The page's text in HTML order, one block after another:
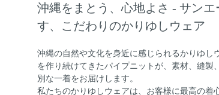
沖縄をまとう、心地よさ - サン
す、こだわりのかりゆしウェア
沖縄の自然や文化を身近に感じられるかりゆし
を作り続けてきたパイプニットが、素材、縫
別な一着をお届けします。
私たちのかりゆしウェアは、お客様に最高の着